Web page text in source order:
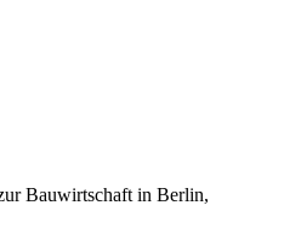
Bauwirtschaft in Berlin,